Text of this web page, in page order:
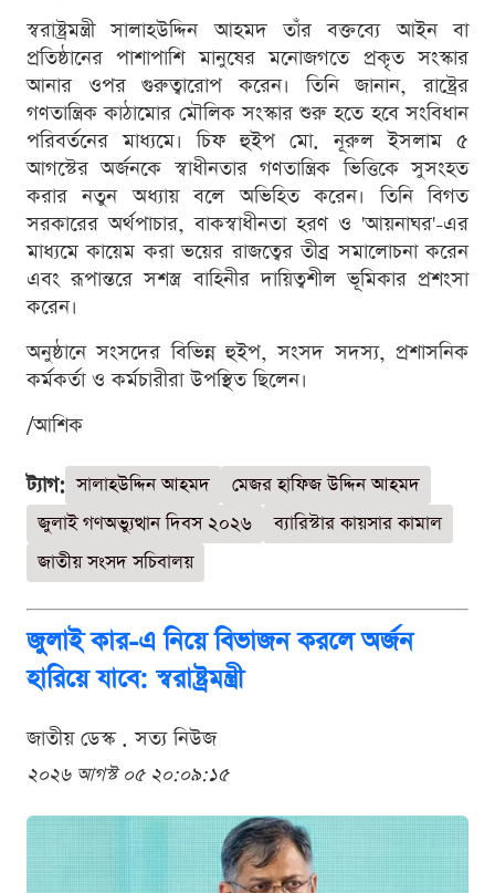
স্বরাষ্ট্রমন্ত্রী সালাহউদ্দিন আহমদ তাঁর বক্তব্যে আইন বা
প্রতিষ্ঠানের পাশাপাশি মানুষের মনোজগতে প্রকৃত সংস্কার
আনার ওপর গুরুত্বারোপ করেন। তিনি জানান, রাষ্ট্রের
গণতান্ত্রিক কাঠামোর মৌলিক সংস্কার শুরু হতে হবে সংবিধান
পরিবর্তনের মাধ্যমে। চিফ হুইপ মো. নূরুল ইসলাম ৫
আগস্টের অর্জনকে স্বাধীনতার গণতান্ত্রিক ভিত্তিকে সুসংহত
করার নতুন অধ্যায় বলে অভিহিত করেন। তিনি বিগত
সরকারের অর্থপাচার, বাকস্বাধীনতা হরণ ও 'আয়নাঘর'-এর
মাধ্যমে কায়েম করা ভয়ের রাজত্বের তীব্র সমালোচনা করেন
এবং রূপান্তরে সশস্ত্র বাহিনীর দায়িত্বশীল ভূমিকার প্রশংসা
করেন।
অনুষ্ঠানে সংসদের বিভিন্ন হুইপ, সংসদ সদস্য, প্রশাসনিক
কর্মকর্তা ও কর্মচারীরা উপস্থিত ছিলেন।
/আশিক
ট্যাগ: সালাহউদ্দিন আহমদ
মেজর হাফিজ উদ্দিন আহমদ
জুলাই গণঅভ্যুত্থান দিবস ২০২৬
ব্যারিস্টার কায়সার কামাল
জাতীয় সংসদ সচিবালয়
জুলাই কার-এ নিয়ে বিভাজন করলে অর্জন
হারিয়ে যাবে: স্বরাষ্ট্রমন্ত্রী
জাতীয় ডেস্ক . সত্য নিউজ
২০২৬ আগস্ট ০৫ ২০:০৯:১৫